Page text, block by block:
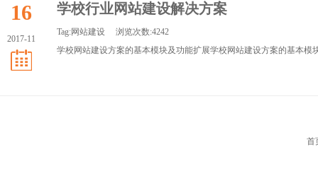
16
2017-11
学校行业网站建设解决方案
Tag:网站建设 浏览次数:4242
学校网站建设方案的基本模块及功能扩展学校网站建设方案的基本
首